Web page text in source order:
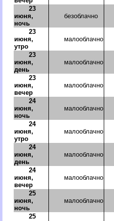
23
июня,
ночь
безоблачно
23
июня,
утро
малооблачно
23
июня,
день
малооблачно
23
июня,
вечер
малооблачно
24
июня,
ночь
малооблачно
24
июня,
утро
малооблачно
24
июня,
день
малооблачно
24
июня,
вечер
малооблачно
25
июня,
ночь
малооблачно
25